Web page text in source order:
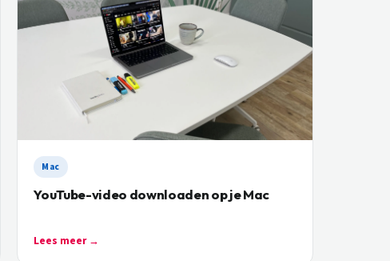
Mac
YouTube-video downloaden op je Mac
Lees meer →